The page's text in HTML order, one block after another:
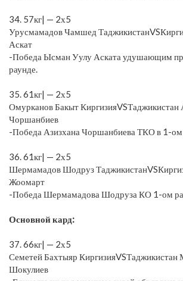
34. 57кг| — 2х5
Урусмамадов Чамшед
Аскат
-Победа Ысман Уулу Аската удушающим
раунде.
35. 61кг| — 2х5
Омурканов Бакыт КиргизияVSТаджикистан
Чоршанбиев
-Победа Азизхана Чоршанбиева ТКО в 1-ом
36. 61кг| — 2х5
Шермамадов Шодруз
Жоомарт
-Победа Шермамадова Шодруза КО 1-ом
Основной кард:
37. 66кг| — 2х5
Семетей Бахтыяр КиргизияVSТаджикистан
Шокулиев